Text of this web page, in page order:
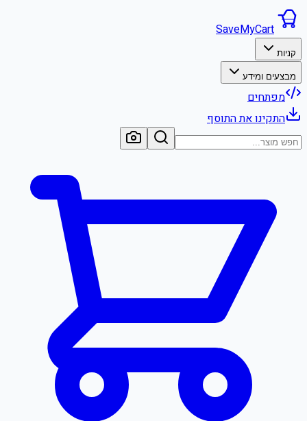
SaveMyCart
קניות
מבצעים ומידע
מפתחים
התקינו את התוסף